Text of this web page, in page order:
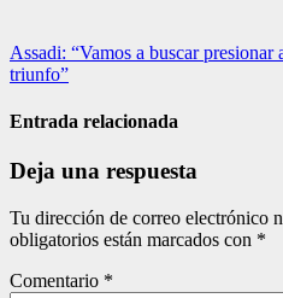
Navegación
de
entradas
Assadi: “Vamos a buscar presionar
triunfo”
Entrada relacionada
Deja una respuesta
Tu dirección de correo electrónico
obligatorios están marcados con *
Comentario *